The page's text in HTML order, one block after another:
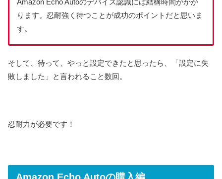
ります。忍耐強く待つことが成功のポイントだと思いま
す。
そして、待って、やっと設定できたと思ったら、「設定に失
敗しました」と言われること数回。
忍耐力が必要です！